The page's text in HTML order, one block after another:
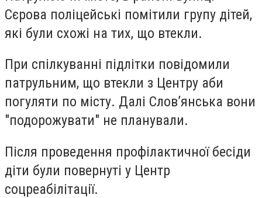
Сєрова поліцейські помітили групу дітей,
які були схожі на тих, що втекли.
При спілкуванні підлітки повідомили
патрульним, що втекли з Центру аби
погуляти по місту. Далі Слов’янська вони
"подорожувати" не планували.
Після проведення профілактичної бесіди
діти були повернуті у Центр
соцреабілітації.